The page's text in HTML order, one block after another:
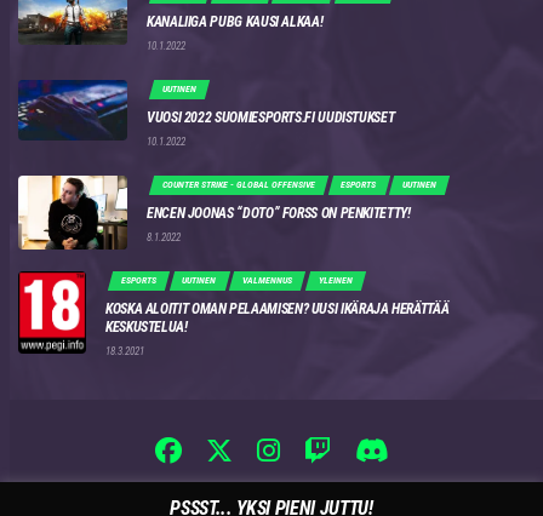
KANALIIGA PUBG KAUSI ALKAA!
10.1.2022
UUTINEN
VUOSI 2022 SUOMIESPORTS.FI UUDISTUKSET
10.1.2022
COUNTER STRIKE - GLOBAL OFFENSIVE ESPORTS UUTINEN
ENCEN JOONAS “DOTO” FORSS ON PENKITETTY!
8.1.2022
ESPORTS UUTINEN VALMENNUS YLEINEN
KOSKA ALOITIT OMAN PELAAMISEN? UUSI IKÄRAJA HERÄTTÄÄ
KESKUSTELUA!
18.3.2021
PSSST... YKSI PIENI JUTTU!